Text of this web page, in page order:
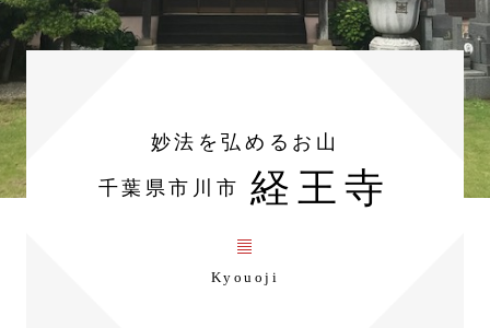
妙法を弘めるお山
千葉県市川市 経王寺
Kyouoji